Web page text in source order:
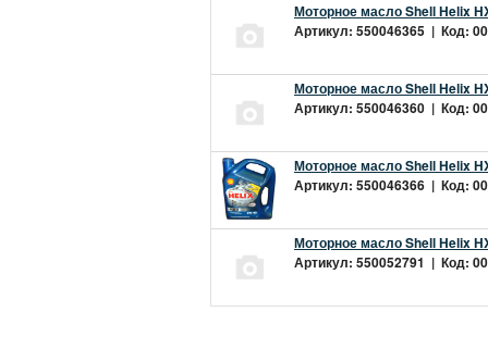
Моторное масло Shell Helix
Артикул: 550046365 | Код:
Моторное масло Shell Helix
Артикул: 550046360 | Код:
Моторное масло Shell Helix
Артикул: 550046366 | Код:
Моторное масло Shell Helix
Артикул: 550052791 | Код: